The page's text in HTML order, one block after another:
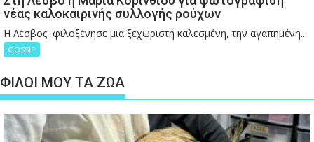
νέας καλοκαιρινής συλλογής ρούχων
Η Λέσβος φιλοξένησε μια ξεχωριστή καλεσμένη, την αγαπημένη...
GOSSIP
ΦΙΛΟΙ ΜΟΥ ΤΑ ΖΩΑ